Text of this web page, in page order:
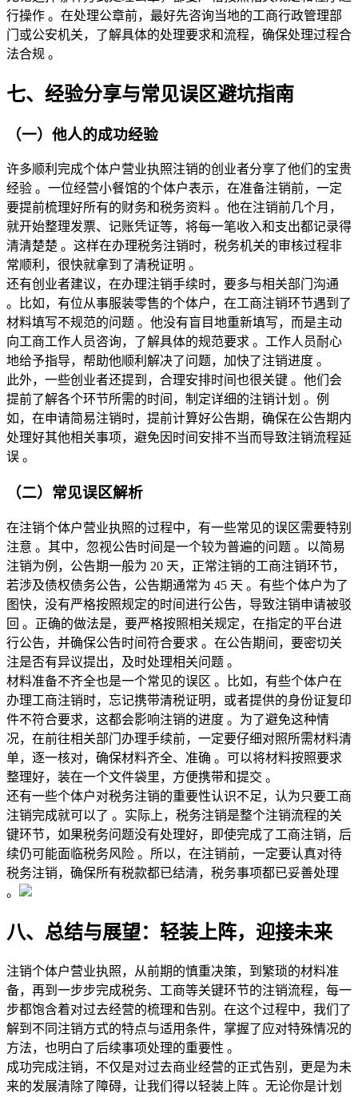
行操作 。在处理公章前，最好先咨询当地的工商行政管理部
门或公安机关，了解具体的处理要求和流程，确保处理过程合
法合规 。
七、经验分享与常见误区避坑指南
（一）他人的成功经验
许多顺利完成个体户营业执照注销的创业者分享了他们的宝贵
经验 。一位经营小餐馆的个体户表示，在准备注销前，一定
要提前梳理好所有的财务和税务资料 。他在注销前几个月，
就开始整理发票、记账凭证等，将每一笔收入和支出都记录得
清清楚楚 。这样在办理税务注销时，税务机关的审核过程非
常顺利，很快就拿到了清税证明 。
还有创业者建议，在办理注销手续时，要多与相关部门沟通
。比如，有位从事服装零售的个体户，在工商注销环节遇到了
材料填写不规范的问题 。他没有盲目地重新填写，而是主动
向工商工作人员咨询，了解具体的规范要求 。工作人员耐心
地给予指导，帮助他顺利解决了问题，加快了注销进度 。
此外，一些创业者还提到，合理安排时间也很关键 。他们会
提前了解各个环节所需的时间，制定详细的注销计划 。例
如，在申请简易注销时，提前计算好公告期，确保在公告期内
处理好其他相关事项，避免因时间安排不当而导致注销流程延
误 。
（二）常见误区解析
在注销个体户营业执照的过程中，有一些常见的误区需要特别
注意 。其中，忽视公告时间是一个较为普遍的问题 。以简易
注销为例，公告期一般为 20 天，正常注销的工商注销环节，
若涉及债权债务公告，公告期通常为 45 天 。有些个体户为了
图快，没有严格按照规定的时间进行公告，导致注销申请被驳
回 。正确的做法是，要严格按照相关规定，在指定的平台进
行公告，并确保公告时间符合要求 。在公告期间，要密切关
注是否有异议提出，及时处理相关问题 。
材料准备不齐全也是一个常见的误区 。比如，有些个体户在
办理工商注销时，忘记携带清税证明，或者提供的身份证复印
件不符合要求，这都会影响注销的进度 。为了避免这种情
况，在前往相关部门办理手续前，一定要仔细对照所需材料清
单，逐一核对，确保材料齐全、准确 。可以将材料按照要求
整理好，装在一个文件袋里，方便携带和提交 。
还有一些个体户对税务注销的重要性认识不足，认为只要工商
注销完成就可以了 。实际上，税务注销是整个注销流程的关
键环节，如果税务问题没有处理好，即使完成了工商注销，后
续仍可能面临税务风险 。所以，在注销前，一定要认真对待
税务注销，确保所有税款都已结清，税务事项都已妥善处理
。
八、总结与展望：轻装上阵，迎接未来
注销个体户营业执照，从前期的慎重决策，到繁琐的材料准
备，再到一步步完成税务、工商等关键环节的注销流程，每一
步都饱含着对过去经营的梳理和告别。在这个过程中，我们了
解到不同注销方式的特点与适用条件，掌握了应对特殊情况的
方法，也明白了后续事项处理的重要性 。
成功完成注销，不仅是对过去商业经营的正式告别，更是为未
来的发展清除了障碍，让我们得以轻装上阵 。无论你是计划